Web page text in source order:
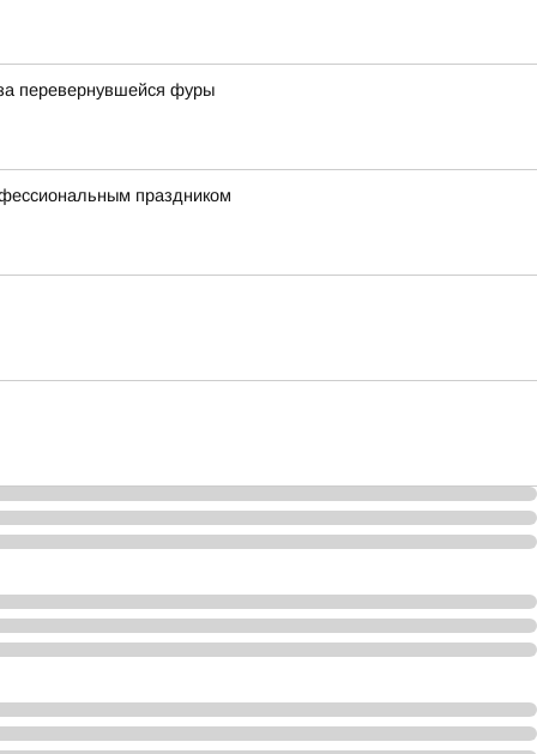
перевернувшейся фуры
праздником